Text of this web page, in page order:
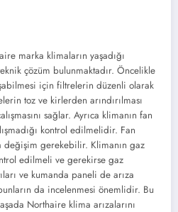
marka klimaların yaşadığı
çözüm bulunmaktadır. Öncelikle
için filtrelerin düzenli olarak
toz ve kirlerden arındırılması
sağlar. Ayrıca klimanın fan
kontrol edilmelidir. Fan
değişim gerekebilir. Klimanın gaz
edilmeli ve gerekirse gaz
ve kumanda paneli de arıza
da incelenmesi önemlidir. Bu
Northaire klima arızalarını